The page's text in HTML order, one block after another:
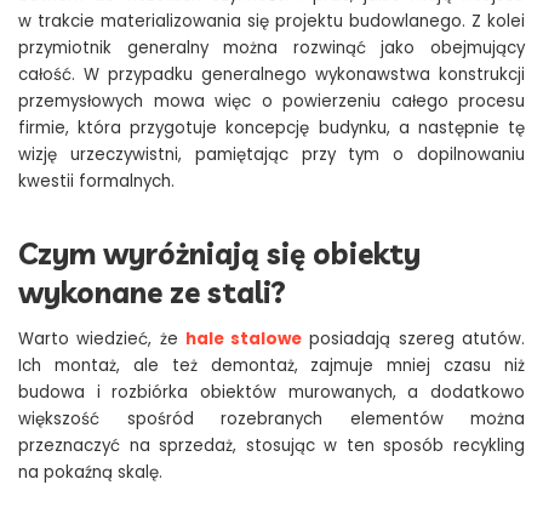
w trakcie materializowania się projektu budowlanego. Z kolei
przymiotnik generalny można rozwinąć jako obejmujący
całość. W przypadku generalnego wykonawstwa konstrukcji
przemysłowych mowa więc o powierzeniu całego procesu
firmie, która przygotuje koncepcję budynku, a następnie tę
wizję urzeczywistni, pamiętając przy tym o dopilnowaniu
kwestii formalnych.
Czym wyróżniają się obiekty
wykonane ze stali?
Warto wiedzieć, że hale stalowe posiadają szereg atutów.
Ich montaż, ale też demontaż, zajmuje mniej czasu niż
budowa i rozbiórka obiektów murowanych, a dodatkowo
większość spośród rozebranych elementów można
przeznaczyć na sprzedaż, stosując w ten sposób recykling
na pokaźną skalę.